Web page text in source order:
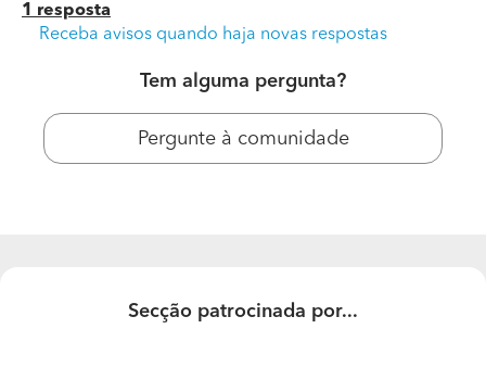
1 resposta
Receba avisos quando haja novas respostas
Tem alguma pergunta?
Pergunte à comunidade
Secção patrocinada por...